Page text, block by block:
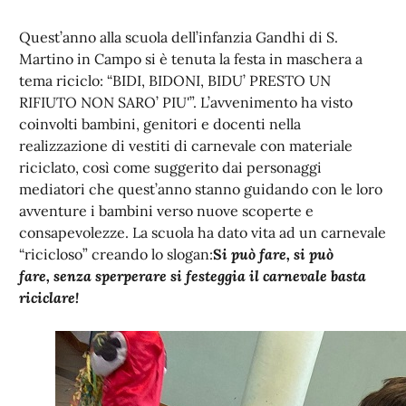
Quest’anno alla scuola dell’infanzia Gandhi di S.
Martino in Campo si è tenuta la festa in maschera a
tema riciclo: “BIDI, BIDONI, BIDU’ PRESTO UN
RIFIUTO NON SARO’ PIU'”. L’avvenimento ha visto
coinvolti bambini, genitori e docenti nella
realizzazione di vestiti di carnevale con materiale
riciclato, così come suggerito dai personaggi
mediatori che quest’anno stanno guidando con le loro
avventure i bambini verso nuove scoperte e
consapevolezze. La scuola ha dato vita ad un carnevale
“ricicloso” creando lo slogan:Si può fare, si può
fare, senza sperperare si festeggia il carnevale basta
riciclare!